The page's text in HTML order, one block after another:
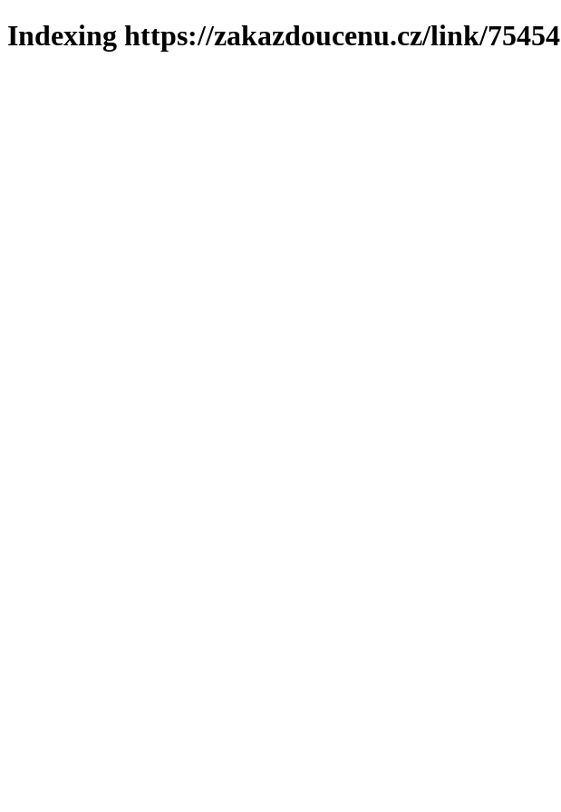
Indexing https://zakazdoucenu.cz/link/75454